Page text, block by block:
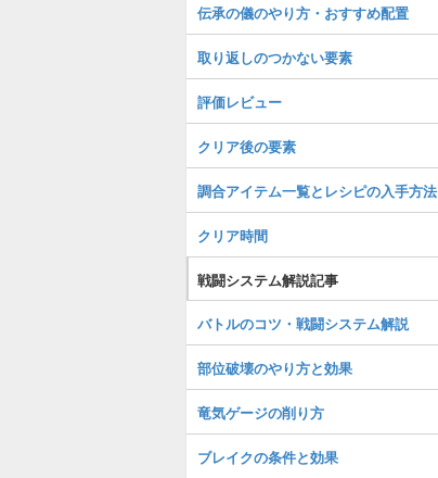
伝承の儀のやり方・おすすめ配置
取り返しのつかない要素
評価レビュー
クリア後の要素
調合アイテム一覧とレシピの入手方法
クリア時間
戦闘システム解説記事
バトルのコツ・戦闘システム解説
部位破壊のやり方と効果
竜気ゲージの削り方
ブレイクの条件と効果